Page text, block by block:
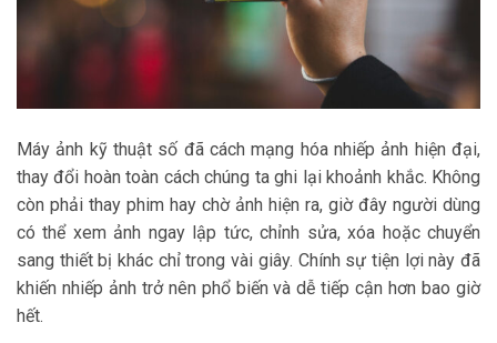
Máy ảnh kỹ thuật số đã cách mạng hóa nhiếp ảnh hiện đại,
thay đổi hoàn toàn cách chúng ta ghi lại khoảnh khắc. Không
còn phải thay phim hay chờ ảnh hiện ra, giờ đây người dùng
có thể xem ảnh ngay lập tức, chỉnh sửa, xóa hoặc chuyển
sang thiết bị khác chỉ trong vài giây. Chính sự tiện lợi này đã
khiến nhiếp ảnh trở nên phổ biến và dễ tiếp cận hơn bao giờ
hết.